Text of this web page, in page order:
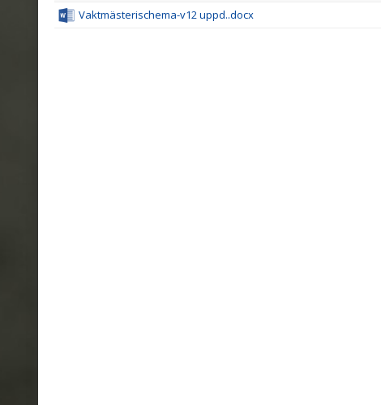
Vaktmästerischema-v12 uppd..docx